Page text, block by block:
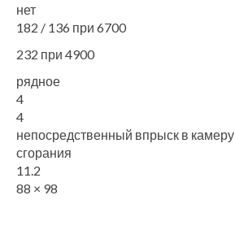
нет
182 / 136 при 6700
232 при 4900
рядное
4
4
непосредственный впрыск в камеру
сгорания
11.2
88 × 98